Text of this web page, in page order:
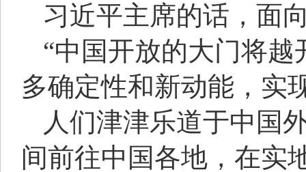
习近平主席的话，面
“中国开放的大门将
多确定性和新动能，实
人们津津乐道于中国
间前往中国各地，在实